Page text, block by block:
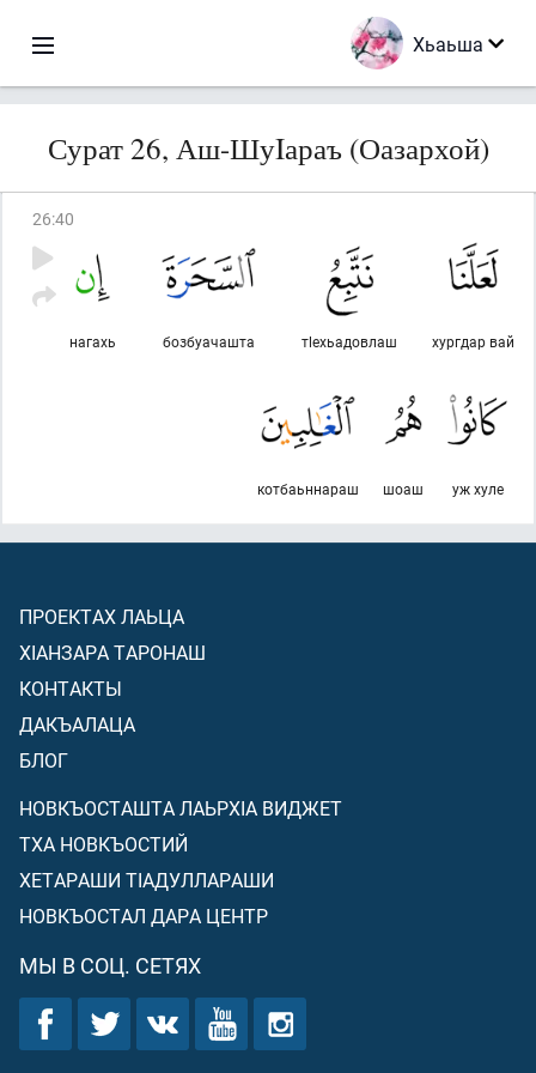
Хьаьша
Сурат 26, Аш-ШуIараъ (Оазархой)
26:40
хургдар вай
тlехьадовлаш
бозбуачашта
нагахь
уж хуле
шоаш
котбаьннараш
ПРОЕКТАХ ЛАЬЦА
ХIАНЗАРА ТАРОНАШ
КОНТАКТЫ
ДАКЪАЛАЦА
БЛОГ
НОВКЪОСТАШТА ЛАЬРХIА ВИДЖЕТ
ТХА НОВКЪОСТИЙ
ХЕТАРАШИ ТIАДУЛЛАРАШИ
НОВКЪОСТАЛ ДАРА ЦЕНТР
МЫ В СОЦ. СЕТЯХ